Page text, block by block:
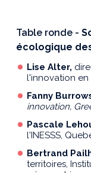
Table ronde -
écologique
Lise Alter,
l'innovation en
Fanny
innovation,
Pascale
l'INESSS,
Bertrand
territoires,